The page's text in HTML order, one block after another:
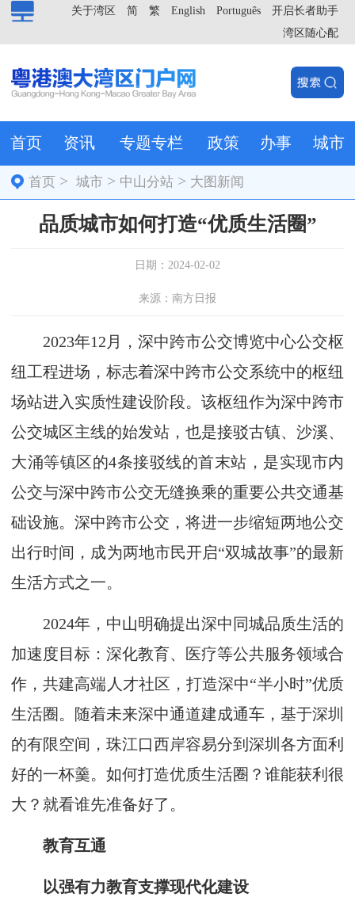
开启长者助手
Português
English
繁
简
关于湾区
湾区随心配
首页 资讯 专题专栏 政策 办事 城市
首页 >城市 > 中山分站 > 大图新闻
品质城市如何打造“优质生活圈”
日期：2024-02-02
来源：南方日报
2023年12月，深中跨市公交博览中心公交枢
纽工程进场，标志着深中跨市公交系统中的枢纽
场站进入实质性建设阶段。该枢纽作为深中跨市
公交城区主线的始发站，也是接驳古镇、沙溪、
大涌等镇区的4条接驳线的首末站，是实现市内
公交与深中跨市公交无缝换乘的重要公共交通基
础设施。深中跨市公交，将进一步缩短两地公交
出行时间，成为两地市民开启“双城故事”的最新
生活方式之一。
2024年，中山明确提出深中同城品质生活的
加速度目标：深化教育、医疗等公共服务领域合
作，共建高端人才社区，打造深中“半小时”优质
生活圈。随着未来深中通道建成通车，基于深圳
的有限空间，珠江口西岸容易分到深圳各方面利
好的一杯羹。如何打造优质生活圈？谁能获利很
大？就看谁先准备好了。
教育互通
以强有力教育支撑现代化建设